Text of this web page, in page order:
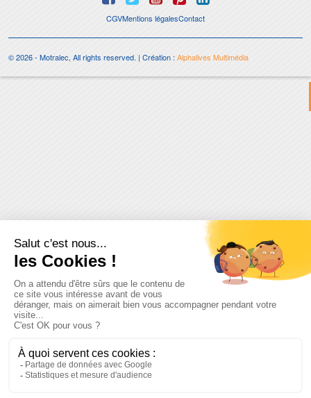
CGVMentions légalesContact
© 2026 - Motralec, All rights reserved. | Création :Alphalives Multimédia